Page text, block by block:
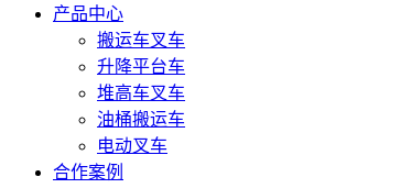
产品中心
搬运车叉车
升降平台车
堆高车叉车
油桶搬运车
电动叉车
合作案例